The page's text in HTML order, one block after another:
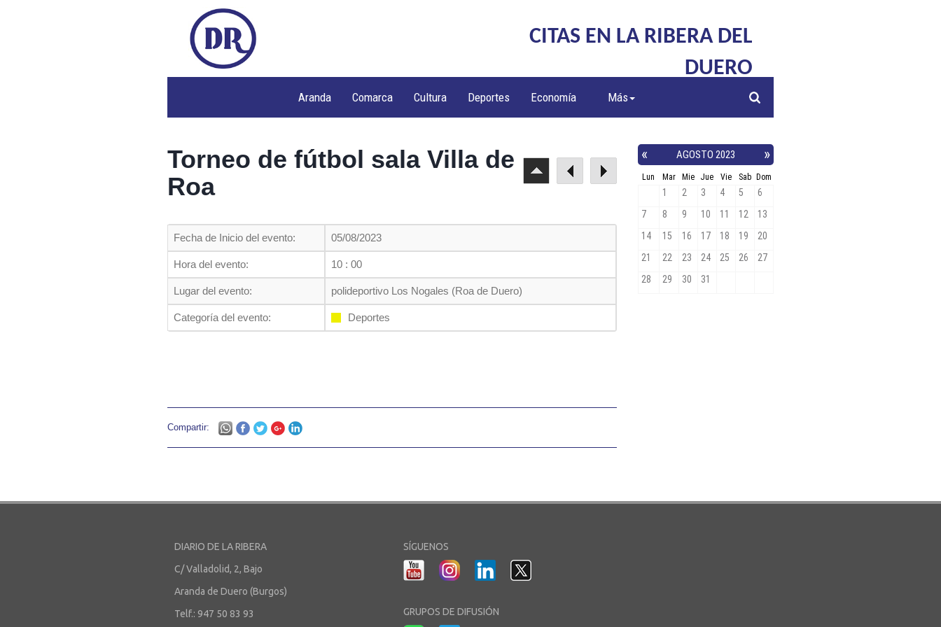
CITAS EN LA RIBERA DEL
DUERO
Aranda Comarca Cultura Deportes Economía Más
Torneo de fútbol sala Villa de
Roa
Fecha de Inicio del evento: 05/08/2023
Hora del evento: 10 : 00
Lugar del evento: polideportivo Los Nogales (Roa de Duero)
Categoría del evento: Deportes
Compartir:
DIARIO DE LA RIBERA
C/ Valladolid, 2, Bajo
Aranda de Duero (Burgos)
Telf.: 947 50 83 93
SÍGUENOS
GRUPOS DE DIFUSIÓN